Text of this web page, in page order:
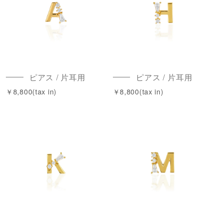
ピアス / 片耳用
￥8,800(tax in)
ピアス / 片耳用
￥8,800(tax in)